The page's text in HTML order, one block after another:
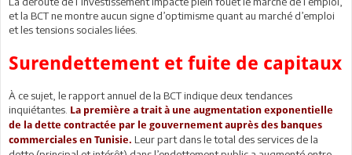
et la BCT ne montre aucun signe d’optimisme quant au marché d’emploi
et les tensions sociales liées.
Surendettement et fuite de capitaux
À ce sujet, le rapport annuel de la BCT indique deux tendances
inquiétantes. La première a trait à une augmentation exponentielle
de la dette contractée par le gouvernement auprès des banques
commerciales en Tunisie. Leur part dans le total des services de la